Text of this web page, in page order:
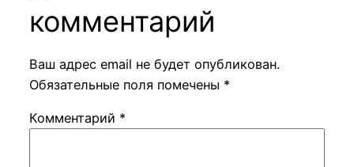
комментарий
Ваш адрес email не будет опубликован.
Обязательные поля помечены *
Комментарий *